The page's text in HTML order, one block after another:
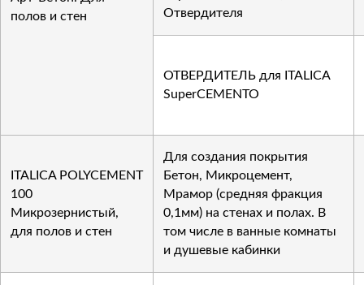
полов и стен
Отвердителя
ОТВЕРДИТЕЛЬ для ITALICA
SuperCEMENTO
ITALICA POLYCEMENT
100
Микрозернистый,
для полов и стен
Для создания покрытия
Бетон, Микроцемент,
Мрамор (средняя фракция
0,1мм) на стенах и полах. В
том числе в ванные комнаты
и душевые кабинки